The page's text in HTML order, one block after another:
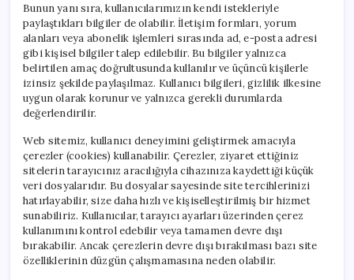
Bunun yanı sıra, kullanıcılarımızın kendi istekleriyle
paylaştıkları bilgiler de olabilir. İletişim formları, yorum
alanları veya abonelik işlemleri sırasında ad, e-posta adresi
gibi kişisel bilgiler talep edilebilir. Bu bilgiler yalnızca
belirtilen amaç doğrultusunda kullanılır ve üçüncü kişilerle
izinsiz şekilde paylaşılmaz. Kullanıcı bilgileri, gizlilik ilkesine
uygun olarak korunur ve yalnızca gerekli durumlarda
değerlendirilir.
Web sitemiz, kullanıcı deneyimini geliştirmek amacıyla
çerezler (cookies) kullanabilir. Çerezler, ziyaret ettiğiniz
sitelerin tarayıcınız aracılığıyla cihazınıza kaydettiği küçük
veri dosyalarıdır. Bu dosyalar sayesinde site tercihlerinizi
hatırlayabilir, size daha hızlı ve kişiselleştirilmiş bir hizmet
sunabiliriz. Kullanıcılar, tarayıcı ayarları üzerinden çerez
kullanımını kontrol edebilir veya tamamen devre dışı
bırakabilir. Ancak çerezlerin devre dışı bırakılması bazı site
özelliklerinin düzgün çalışmamasına neden olabilir.